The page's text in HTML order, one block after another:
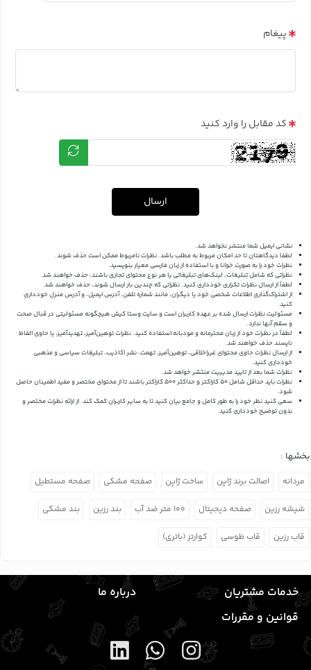
پیغام
کد مقابل را وارد کنید
ارسال
نشانی ایمیل شما منتشر نخواهد شد.
لطفا دیدگاهتان تا حد امکان مربوط به مطلب باشد. نظرات نامربوط ممکن است حذف شوند.
نظرات خود را به صورت خوانا و با استفاده از زبان فارسی معیار بنویسید.
نظراتی که شامل تبلیغات، لینک‌های تبلیغاتی یا هر نوع محتوای تجاری باشند، حذف خواهند شد.
لطفاً از ارسال نظرات تکراری خودداری کنید. نظراتی که چندین بار ارسال شوند، حذف خواهند شد.
از اشتراک‌گذاری اطلاعات شخصی خود یا دیگران، مانند شماره تلفن، آدرس ایمیل، و آدرس منزل خودداری
کنید.
مسئولیت نظرات ارسال شده بر عهده کاربران است و سایت وستا کیش هیچگونه مسئولیتی در قبال صحت
و سقم آنها ندارد.
لطفاً در نظرات خود از زبان محترمانه و مودبانه استفاده کنید. نظرات توهین‌آمیز، تهدیدآمیز، یا حاوی الفاظ
ناپسند حذف خواهند شد.
از ارسال نظرات حاوی محتوای غیراخلاقی، توهین‌آمیز، تهمت، نشر اکاذیب، تبلیغات سیاسی و مذهبی
خودداری کنید.
نظرات شما بعد از تایید مدیریت منتشر خواهد شد.
نظرات باید حداقل شامل 50 کاراکتر و حداکثر 500 کاراکتر باشند تا از محتوای مختصر و مفید اطمینان حاصل
شود.
سعی کنید نظر خود را به طور کامل و جامع بیان کنید تا به سایر کاربران کمک کند.از ارائه نظرات مختصر و
بدون توضیح خودداری کنید.
بخشها :
مردانه اصالت برند ژاپن ساخت ژاپن صفحه مشکی صفحه مستطیل
شیشه رزین صفحه دیجیتال ۱۰۰ متر ضد آب بند رزین بند مشکی
قاب رزین قاب طوسی کوارتز (باتری)
خدمات مشتریان
درباره ما
قوانین و مقررات